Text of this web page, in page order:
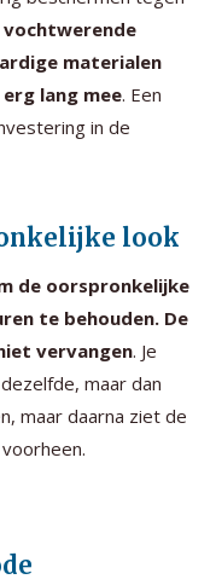
vochtwerende
materialen
lang mee. Een
in de
look
de oorspronkelijke
te behouden. De
vervangen. Je
maar dan
maar daarna ziet de